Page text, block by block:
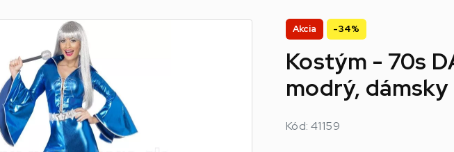
Akcia -34%
Kostým - 70s
modrý, dámsky
Kód: 41159